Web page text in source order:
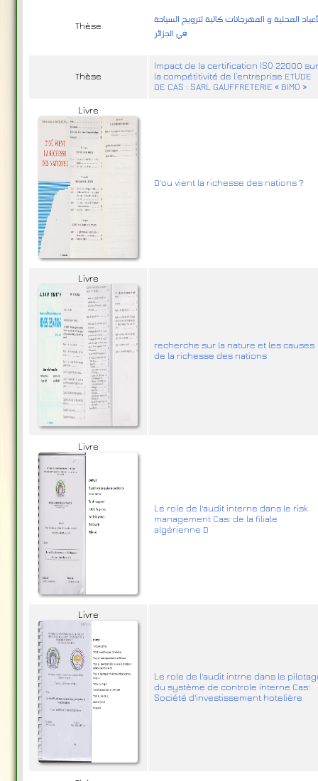
Thèse
المحلية و المهرجانات كالية لترويج السياحة
في الجزائر
Thèse
Impact de la certification ISO 22000
la compétitivité de l’entreprise ETUDE
DE CAS : SARL GAUFFRETERIE « BIMO »
Livre
D'ou vient la richesse des nations ?
Livre
recherche sur la nature et les causes
de la richesse des nations
Livre
Le role de l'audit interne dans le risk
management Cas: de la filiale
algérienne D
Livre
Le role de l'audit intrne dans le
du système de controle interne Cas:
Société d'investissement hotelière